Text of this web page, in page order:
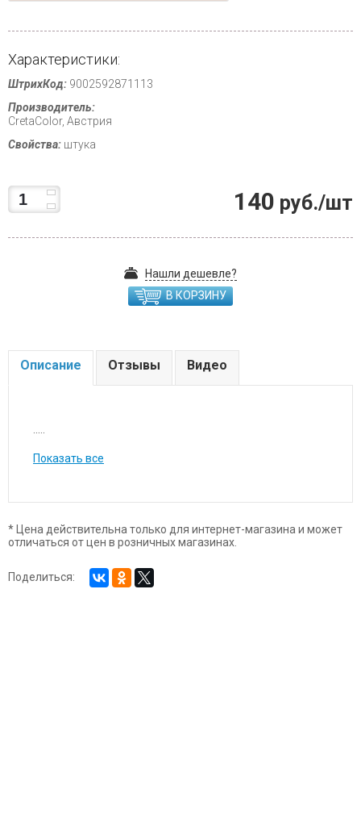
Характеристики:
ШтрихКод: 9002592871113
Производитель:
CretaColor, Австрия
Свойства: штука
140 руб./шт
Нашли дешевле?
В КОРЗИНУ
Описание Отзывы Видео
Показать все
* Цена действительна только для интернет-магазина и может
отличаться от цен в розничных магазинах.
Поделиться: